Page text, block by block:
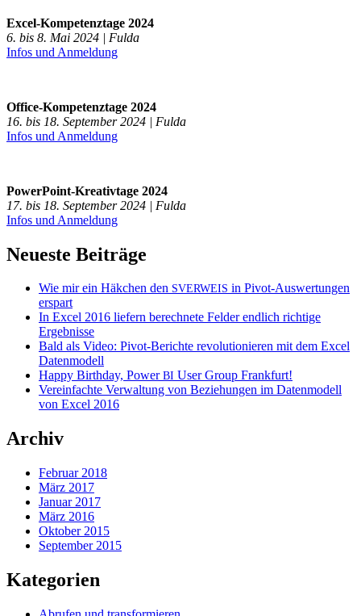
Excel-Kompetenztage 2024
6. bis 8. Mai 2024 | Fulda
Infos und Anmeldung
Office-Kompetenztage 2024
16. bis 18. September 2024 | Fulda
Infos und Anmeldung
PowerPoint-Kreativtage 2024
17. bis 18. September 2024 | Fulda
Infos und Anmeldung
Neueste Beiträge
Wie mir ein Häkchen den SVERWEIS in Pivot-Auswertungen
erspart
In Excel 2016 liefern berechnete Felder endlich richtige
Ergebnisse
Bald als Video: Pivot-Berichte revolutionieren mit dem Excel
Datenmodell
Happy Birthday, PowerBI User Group Frankfurt!
Vereinfachte Verwaltung von Beziehungen im Datenmodell
von Excel 2016
Archiv
Februar 2018
März 2017
Januar 2017
März 2016
Oktober 2015
September 2015
Kategorien